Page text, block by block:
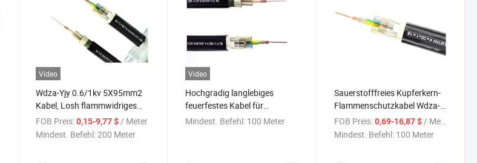
Video
Wdza-Yjy 0.6/1kv 5X95mm2
Kabel, Losh flammwidriges
Kabel, termitenresistentes
Stromkabel
FOB Preis: 0,15-9,77 $ / Meter
Mindest. Befehl:200 Meter
Video
Hochgradig langlebiges
feuerfestes Kabel für
langfristige Nutzung
Mindest. Befehl: 100 Meter
Sauerstofffreies Kupferkern-
Flammenschutzkabel Wdza-
Yjy
Niederspannungskupferkernkabel
FOB Preis: 0,69-16,87 $ / Meter
Mindest. Befehl: 100 Meter